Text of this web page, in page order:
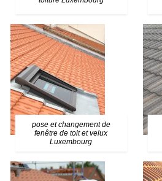
pose et changement de
fenêtre de toit et velux
Luxembourg